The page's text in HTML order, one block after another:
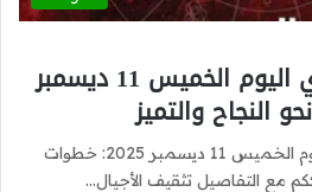
بالتفاصيل: برج الجدي اليوم الخميس 11 ديسمبر
ننقل لكم خبر ..برج الجدي اليوم الخميس 11 ديسمبر 2025: خطوات
مع التفاصيل تثقيف الأجيال…